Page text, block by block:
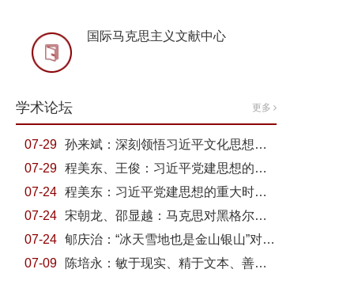
国际马克思主义文献中心
更多
学术论坛
孙来斌：深刻领悟习近平文化思想的原理性贡献
07-29
程美东、王俊：习近平党建思想的辩证思维方法
07-29
程美东：习近平党建思想的重大时代价值
07-24
宋朝龙、邵显越：马克思对黑格尔国家哲学中独断论...
07-24
郇庆治：“冰天雪地也是金山银山”对“两山”理念...
07-24
陈培永：敏于现实、精于文本、善于表达——在构建...
07-09